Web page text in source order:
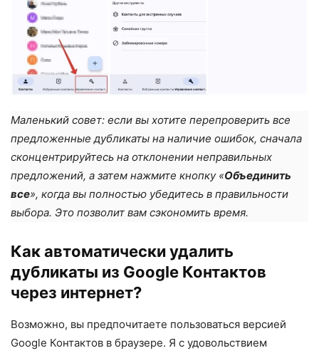
Маленький совет: если вы хотите перепроверить все
предложенные дубликаты на наличие ошибок, сначала
сконцентрируйтесь на отклонении неправильных
предложений, а затем нажмите кнопку «Объединить
все», когда вы полностью убедитесь в правильности
выбора. Это позволит вам сэкономить время.
Как автоматически удалить
дубликаты из Google Контактов
через интернет?
Возможно, вы предпочитаете пользоваться версией
Google Контактов в браузере. Я с удовольствием